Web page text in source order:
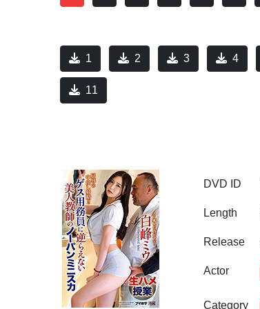
1 2 3 4
11
DVD ID
Length
Release
Actor
Category